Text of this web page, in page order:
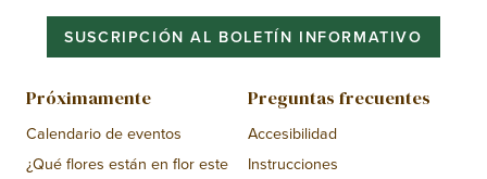
SUSCRIPCIÓN AL BOLETÍN INFORMATIVO
Próximamente
Calendario de eventos
¿Qué flores están en flor este
Preguntas frecuentes
Accesibilidad
Instrucciones